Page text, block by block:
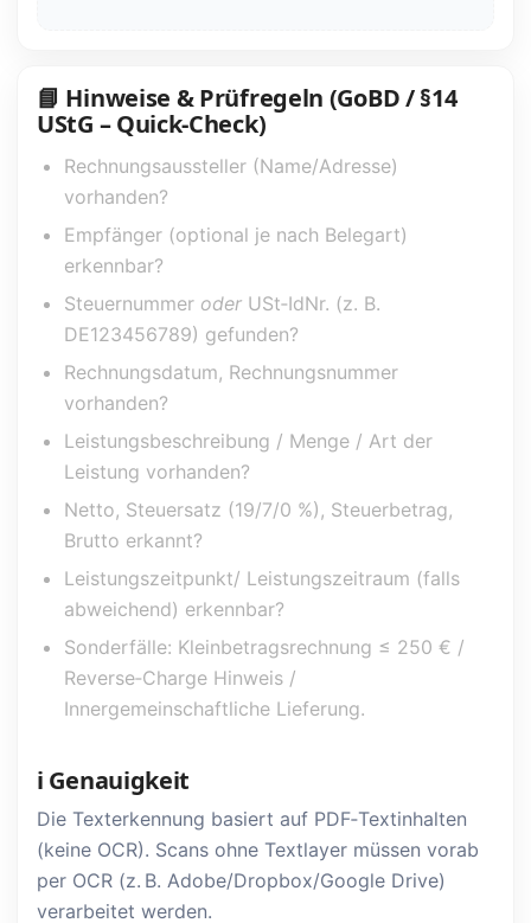
📘 Hinweise & Prüfregeln (GoBD / §14
UStG – Quick‑Check)
Rechnungsaussteller (Name/Adresse)
vorhanden?
Empfänger (optional je nach Belegart)
erkennbar?
Steuernummer oder USt‑IdNr. (z. B.
DE123456789) gefunden?
Rechnungsdatum, Rechnungsnummer
vorhanden?
Leistungsbeschreibung / Menge / Art der
Leistung vorhanden?
Netto, Steuersatz (19/7/0 %), Steuerbetrag,
Brutto erkannt?
Leistungszeitpunkt/ Leistungszeitraum (falls
abweichend) erkennbar?
Sonderfälle: Kleinbetragsrechnung ≤ 250 € /
Reverse‑Charge Hinweis /
Innergemeinschaftliche Lieferung.
ℹ️ Genauigkeit
Die Texterkennung basiert auf PDF‑Textinhalten
(keine OCR). Scans ohne Textlayer müssen vorab
per OCR (z. B. Adobe/Dropbox/Google Drive)
verarbeitet werden.